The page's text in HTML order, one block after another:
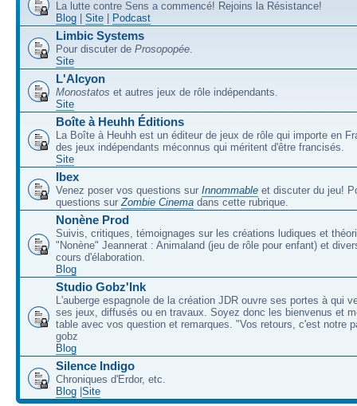
La lutte contre Sens a commencé! Rejoins la Résistance!
Blog
Site Podcast
Limbic Systems
Pour discuter de Prosopopée.
Site
L'Alcyon
Monostatos et autres jeux de rôle indépendants.
Site
Boîte à Heuhh Éditions
La Boîte à Heuhh est un éditeur de jeux de rôle qui importe en
des jeux indépendants méconnus qui méritent d'être francisés.
Site
Ibex
Venez poser vos questions sur Innommable et discuter du jeu!
questions surZombie Cinema dans cette rubrique.
Nonène Prod
Suivis, critiques, témoignages sur les créations ludiques et
"Nonène" Jeannerat : Animaland (jeu de rôle pour enfant) et
cours d'élaboration.
Blog
Studio Gobz'Ink
L'auberge espagnole de la création JDR ouvre ses portes à qui
ses jeux, diffusés ou en travaux. Soyez donc les bienvenus et
table avec vos question et remarques. "Vos retours, c'est notre
gobz
Blog
Silence Indigo
Chroniques d'Erdor, etc.
Blog Site